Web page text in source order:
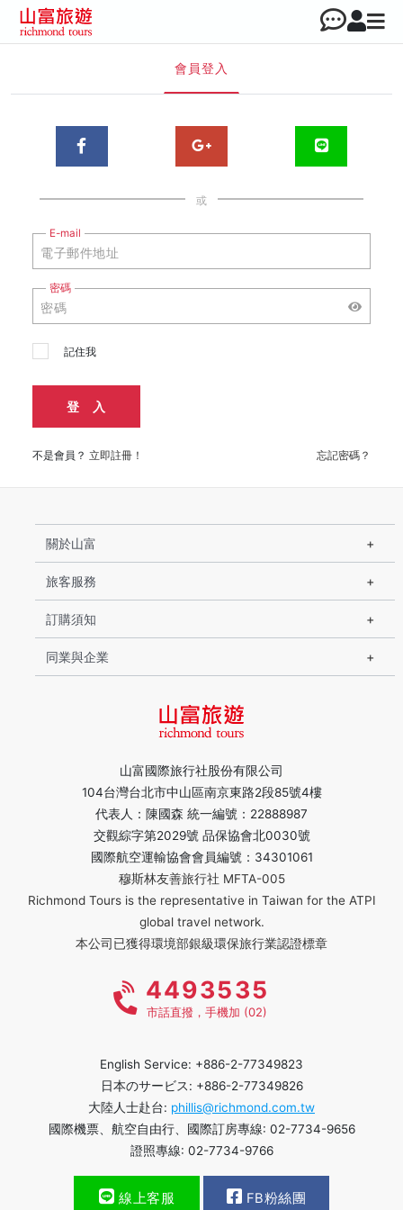
會員登入
或
E-mail
密碼
記住我
登 入
不是會員？ 立即註冊！ 忘記密碼？
山富國際旅行社股份有限公司
104台灣台北市中山區南京東路2段85號4樓
代表人：陳國森 統一編號：22888987
交觀綜字第2029號 品保協會北0030號
國際航空運輸協會會員編號：34301061
穆斯林友善旅行社 MFTA-005
Richmond Tours is the representative in Taiwan for the ATPI
global travel network.
本公司已獲得環境部銀級環保旅行業認證標章
關於山富
旅客服務
訂購須知
同業與企業
4493535
市話直撥，手機加 (02)
English Service: +886-2-77349823
日本のサービス: +886-2-77349826
大陸人士赴台: phillis@richmond.com.tw
國際機票、航空自由行、國際訂房專線: 02-7734-9656
證照專線: 02-7734-9766
線上客服 FB粉絲團